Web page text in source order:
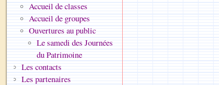
Accueil de classes
Accueil de groupes
Ouvertures au public
Le samedi des Journées
du Patrimoine
Les contacts
Les partenaires